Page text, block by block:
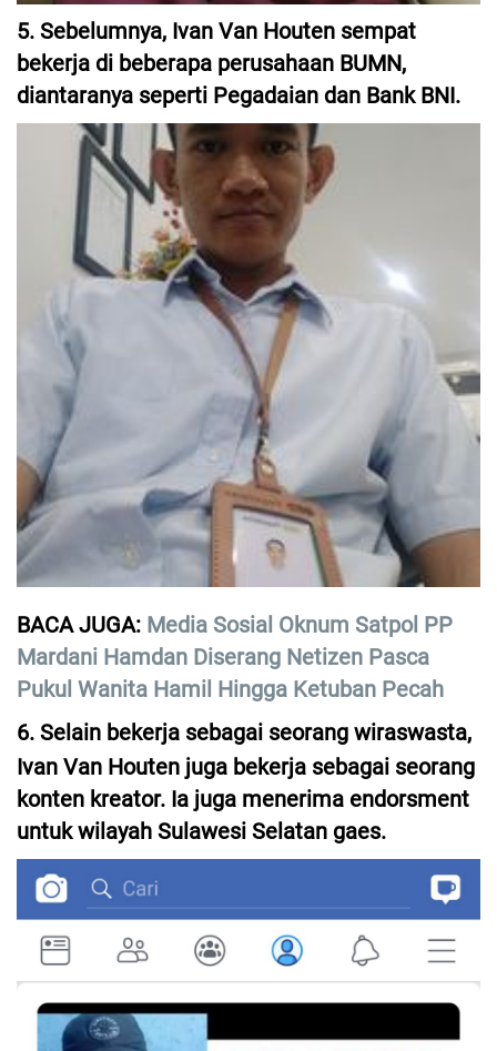
5. Sebelumnya, Ivan Van Houten sempat
bekerja di beberapa perusahaan BUMN,
diantaranya seperti Pegadaian dan Bank BNI.
BACA JUGA: Media Sosial Oknum Satpol PP
Mardani Hamdan Diserang Netizen Pasca
Pukul Wanita Hamil Hingga Ketuban Pecah
6. Selain bekerja sebagai seorang wiraswasta,
Ivan Van Houten juga bekerja sebagai seorang
konten kreator. Ia juga menerima endorsment
untuk wilayah Sulawesi Selatan gaes.